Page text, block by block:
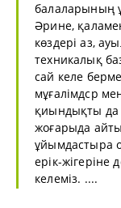
балаларының
Әрине,
көздері аз,
техникалық
сай келе
мұғалімдср
қиындықты да
жоғарыда
ұйымдастыра
ерік-жігеріне
келеміз. ....